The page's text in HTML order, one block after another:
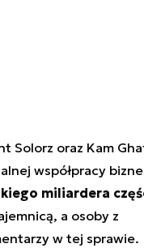
Solorz oraz Kam
współpracy
miliardera
a osoby z
w tej sprawie.